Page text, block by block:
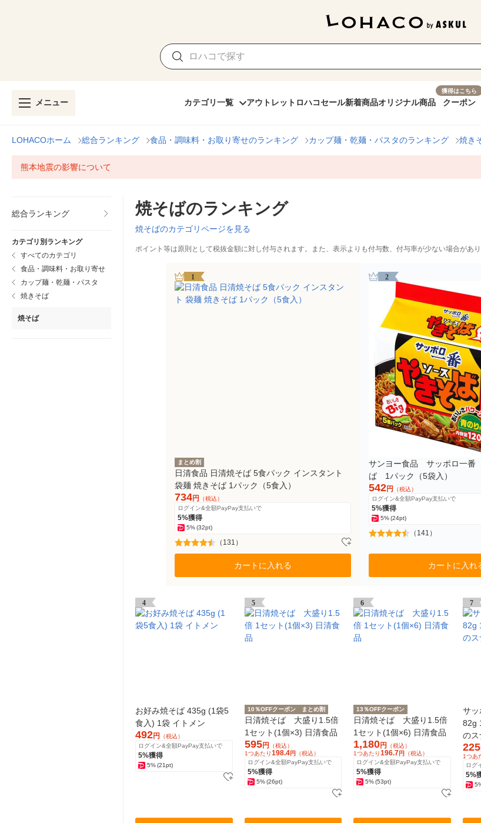
メニュー カテゴリ一覧 アウトレット ロハコセール新着商品オリジナル商品
獲得はこちら
クーポン
LOHACOホーム 総合ランキング 食品・調味料・お取り寄せのランキング カップ麺・乾麺・パスタのランキング 焼き
熊本地震の影響について
総合ランキング
カテゴリ別ランキング
すべてのカテゴリ
食品・調味料・お取り寄せ
カップ麺・乾麺・パスタ
焼きそば
焼そば
焼そばのランキング
焼そばのカテゴリページを見る
ポイント等は原則として税抜金額に対し付与されます。また、表示よりも付与数、付与率が少ない場合があ
1
まとめ割
日清食品 日清焼そば 5食パック インスタント
袋麺 焼きそば 1パック（5食入）
734円
（税込）
ログイン&全額PayPay支払いで
5%獲得
5%(32pt)
（131）
カートに入れる
2
サンヨー食品 サッポロ一番
ば 1パック（5袋入）
542円
（税込）
ログイン&全額PayPay支払いで
5%獲得
5%(24pt)
（141）
カートに入れ
4
お好み焼そば 435g (1袋5
食入) 1袋 イトメン
492円 （税込）
ログイン&全額PayPay支払いで
5%獲得
5%(21pt)
5
10％OFFクーポン まとめ割
日清焼そば 大盛り1.5倍
1セット(1個×3) 日清食品
595円 （税込）
1つあたり198.4円 （税込）
ログイン&全額PayPay支払いで
5%獲得
5% (26pt)
6
13％OFFクーポン
日清焼そば 大盛り1.5倍
1セット(1個×6) 日清食品
1,180円
（税込）
1つあたり196.7円
（税込）
ログイン&全額PayPay支払いで
5%獲得
5% (53pt)
7
サッ
82g
のス
225
1つあ
ログ
5%